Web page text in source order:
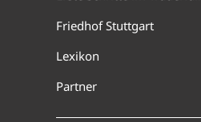
Friedhof Stuttgart
Lexikon
Partner